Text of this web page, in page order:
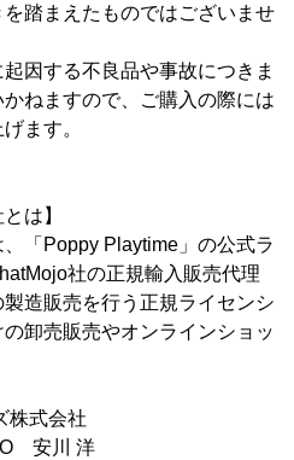
踏まえたものではございませ
因する不良品や事故につきま
ねますので、ご購入の際には
ます。
は】
「Poppy Playtime」の公式ラ
社の正規輸入販売代理
造販売を行う正規ライセンシ
卸売販売やオンラインショッ
式会社
安川 洋